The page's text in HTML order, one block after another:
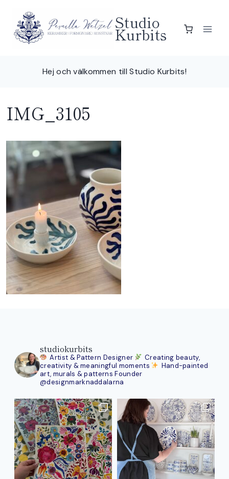
content
Studio
Kurbits
Hej och välkommen till Studio Kurbits!
IMG_3105
studiokurbits
Artist & Pattern Designer
Creating beauty,
creativity & meaningful moments
Hand-painted
art, murals & patterns Founder
@designmarknaddalarna